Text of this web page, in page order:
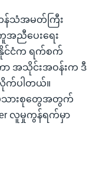
န်သံအမတ်ကြီး
ကူအညီပေးရေး
နိုင်ငံက ရက်စက်
အသိုင်းအဝန်းက ဒီ
က်ပါတယ်။
သားစုတွေအတွက်
လူမှုကွန်ရက်မှာ